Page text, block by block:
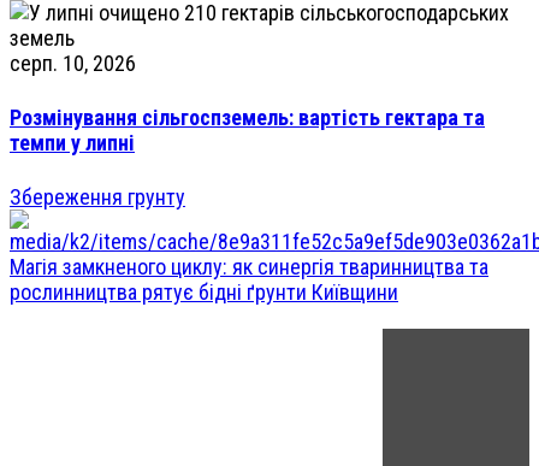
серп. 10, 2026
Розмінування сільгоспземель: вартість гектара та
темпи у липні
Збереження грунту
Магія замкненого циклу: як синергія тваринництва та
рослинництва рятує бідні ґрунти Київщини